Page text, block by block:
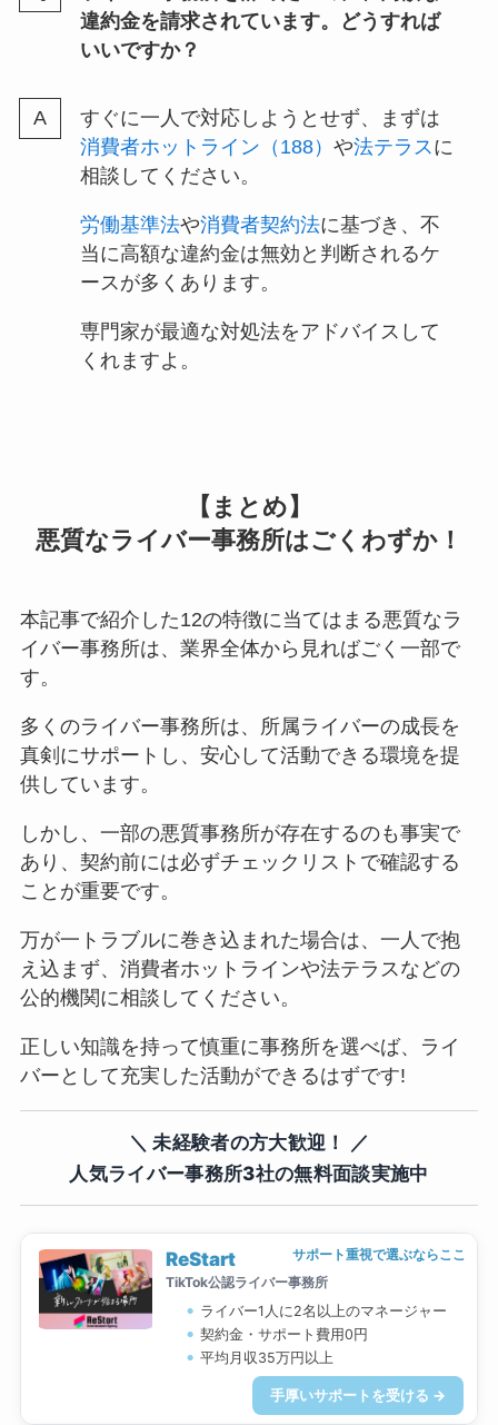
違約金を請求されています。どうすれば
いいですか？
すぐに一人で対応しようとせず、まずは
消費者ホットライン（188） や法テラスに
相談してください。
労働基準法や消費者契約法に基づき、不
当に高額な違約金は無効と判断されるケ
ースが多くあります。
専門家が最適な対処法をアドバイスして
くれますよ。
【まとめ】
悪質なライバー事務所はごくわずか！
本記事で紹介した12の特徴に当てはまる悪質なラ
イバー事務所は、業界全体から見ればごく一部で
す。
多くのライバー事務所は、所属ライバーの成長を
真剣にサポートし、安心して活動できる環境を提
供しています。
しかし、一部の悪質事務所が存在するのも事実で
あり、契約前には必ずチェックリストで確認する
ことが重要です。
万が一トラブルに巻き込まれた場合は、一人で抱
え込まず、消費者ホットラインや法テラスなどの
公的機関に相談してください。
正しい知識を持って慎重に事務所を選べば、ライ
バーとして充実した活動ができるはずです!
＼ 未経験者の方大歓迎！ ／
人気ライバー事務所3社の無料面談実施中
サポート重視で選ぶならここ
ReStart
TikTok公認ライバー事務所
ライバー1人に2名以上のマネージャー
契約金・サポート費用0円
平均月収35万円以上
手厚いサポートを受ける →